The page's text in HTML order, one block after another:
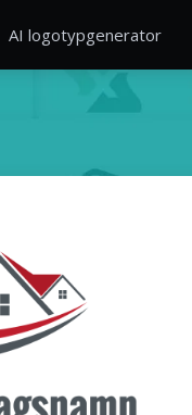
AI logotypgenerator